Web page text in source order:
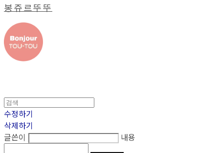
봉쥬르뚜뚜
수정하기
삭제하기
글쓴이
내용